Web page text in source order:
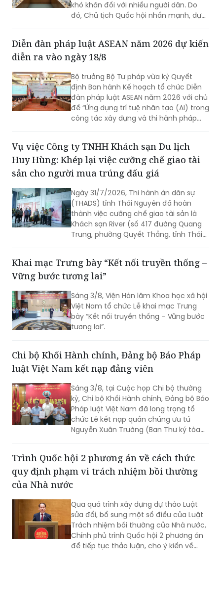
khó khăn đối với nhiều người dân. Do
đó, Chủ tịch Quốc hội nhấn mạnh, dự
việc xây dựng hệ sinh thái số quốc gia
về phổ biến, giáo dục pháp luật.
Diễn đàn pháp luật ASEAN năm 2026 dự kiến
diễn ra vào ngày 18/8
Bộ trưởng Bộ Tư pháp vừa ký Quyết
định Ban hành Kế hoạch tổ chức Diễn
đàn pháp luật ASEAN năm 2026 với chủ
đề “Ứng dụng trí tuệ nhân tạo (AI) trong
công tác xây dựng và thi hành pháp
Vụ việc Công ty TNHH Khách sạn Du lịch
Huy Hùng: Khép lại việc cưỡng chế giao tài
sản cho người mua trúng đấu giá
Ngày 31/7/2026, Thi hành án dân sự
(THADS) tỉnh Thái Nguyên đã hoàn
thành việc cưỡng chế giao tài sản là
Khách sạn River (số 417 đường Quang
Trung, phường Quyết Thắng, tỉnh Thái
án kinh doanh, thương mại có giá trị
lớn, việc tổ chức thi hành kéo dài gần 3
vướng mắc.
Khai mạc Trưng bày “Kết nối truyền thống –
Vững bước tương lai”
Sáng 3/8, Viện Hàn lâm Khoa học xã hội
Việt Nam tổ chức Lễ khai mạc Trưng
bày “Kết nối truyền thống – Vững bước
tương lai”.
Chi bộ Khối Hành chính, Đảng bộ Báo Pháp
luật Việt Nam kết nạp đảng viên
Sáng 3/8, tại Cuộc họp Chi bộ thường
kỳ, Chi bộ Khối Hành chính, Đảng bộ Báo
Pháp luật Việt Nam đã long trọng tổ
chức Lễ kết nạp quần chúng ưu tú
Nguyễn Xuân Trường (Ban Thư ký tòa
Trình Quốc hội 2 phương án về cách thức
quy định phạm vi trách nhiệm bồi thường
của Nhà nước
Qua quá trình xây dựng dự thảo Luật
sửa đổi, bổ sung một số điều của Luật
Trách nhiệm bồi thường của Nhà nước,
Chính phủ trình Quốc hội 2 phương án
để tiếp tục thảo luận, cho ý kiến về